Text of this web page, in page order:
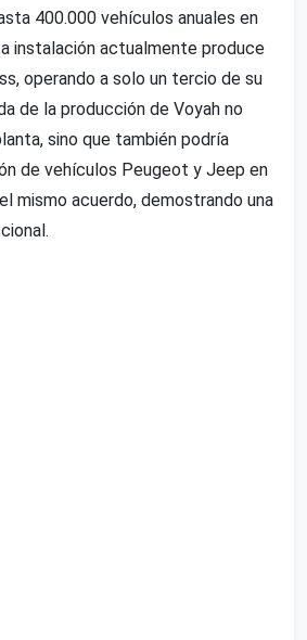
400.000 vehículos anuales en
instalación actualmente produce
operando a solo un tercio de su
de la producción de Voyah no
sino que también podría
de vehículos Peugeot y Jeep en
mismo acuerdo, demostrando una